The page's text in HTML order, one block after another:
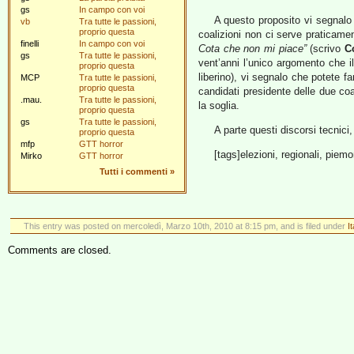
gs
In campo con voi
vb
Tra tutte le passioni,
proprio questa
finelli
In campo con voi
gs
Tra tutte le passioni,
proprio questa
MCP
Tra tutte le passioni,
proprio questa
.mau.
Tra tutte le passioni,
proprio questa
gs
Tra tutte le passioni,
proprio questa
mfp
GTT horror
Mirko
GTT horror
Tutti i commenti »
A questo proposito vi
coalizioni non ci serve
Cota che non mi piace”(scrivo
vent’anni l’unico argomento
liberino), vi segnalo che potete
candidati presidente delle due
la soglia.
A parte questi discorsi
[tags]elezioni, regionali,
This entry was posted on mercoledì, Marzo 10th, 2010 at 8:15 pm, and is filed under
Comments are closed.